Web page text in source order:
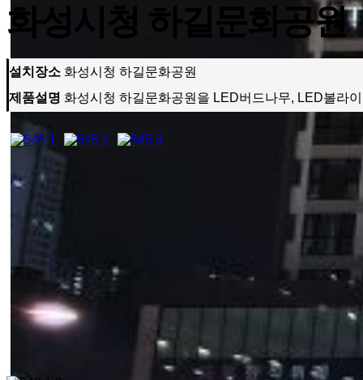
화성시청 하길문화공원
설치장소 화성시청 하길문화공원
제품설명 화성시청 하길문화공원을 LED버드나무, LED볼라